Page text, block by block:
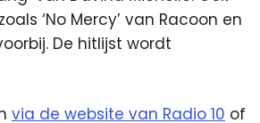
‘No Mercy’ van Racoon en
De hitlijst wordt
via de website van Radio 10 of